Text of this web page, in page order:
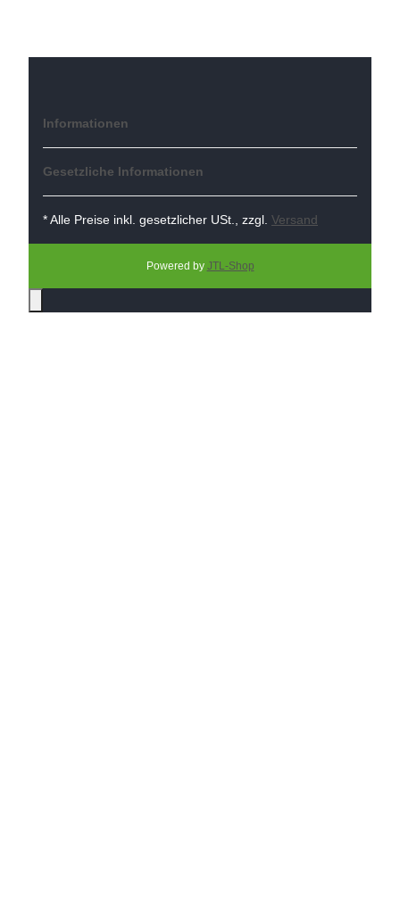
Informationen
Gesetzliche Informationen
* Alle Preise inkl. gesetzlicher USt., zzgl. Versand
Powered by JTL-Shop